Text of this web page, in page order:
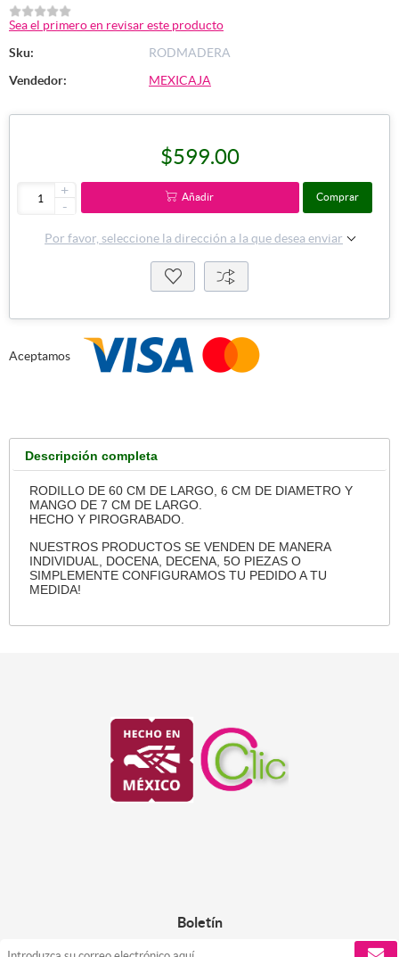
Sea el primero en revisar este producto
Sku:
RODMADERA
Vendedor:
MEXICAJA
$599.00
+
-
Añadir Comprar
Por favor, seleccione la dirección a la que desea enviar
Aceptamos
Descripción completa
RODILLO DE 60 CM DE LARGO, 6 CM DE DIAMETRO Y
MANGO DE 7 CM DE LARGO.
HECHO Y PIROGRABADO.
NUESTROS PRODUCTOS SE VENDEN DE MANERA
INDIVIDUAL, DOCENA, DECENA, 5O PIEZAS O
SIMPLEMENTE CONFIGURAMOS TU PEDIDO A TU
MEDIDA!
Boletín